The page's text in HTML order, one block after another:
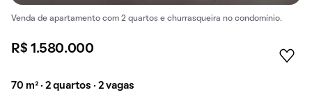
Venda de apartamento com 2 quartos e churrasqueira no condomínio.
R$ 1.580.000
70 m² · 2 quartos · 2 vagas